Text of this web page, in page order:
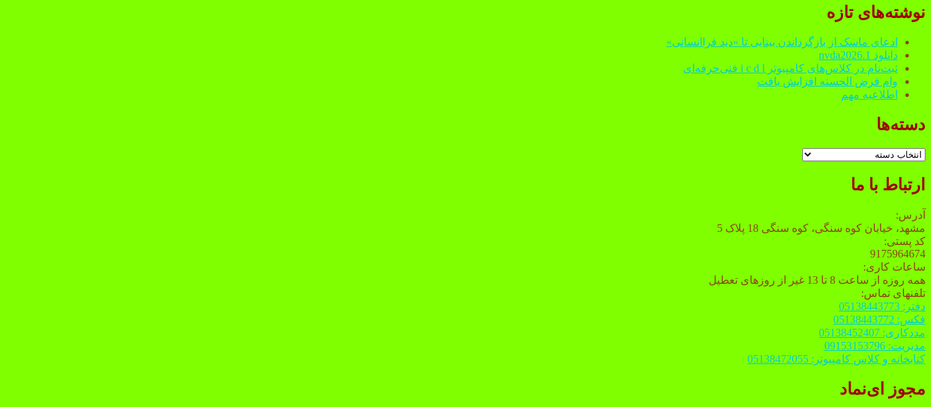
2024.3Sidebar
نوشته‌های تازه
ادعای ماسک از بازگرداندن بینایی تا «دید فراانسانی»
دانلود nvda2026.1
ثبت‌نام در کلاس‌های کامپیوتر i c d l فنی‌حرفه‌ای
وام قرض الحسنه افزایش یافت
اطلاعیه مهم
دسته‌ها
دسته‌ها
ارتباط با ما
آدرس:
مشهد، خیابان کوه سنگی، کوه سنگی 18 پلاک 5
کد پستی:
9175964674
ساعات کاری:
همه روزه از ساعت 8 تا 13 غیر از روزهای تعطیل
تلفنهای تماس:
دفتر: 05138443773
فکس: 05138443772
مددکاری: 05138452407
مدیریت: 09153153796
کتابخانه و کلاس کامپیوتر: 05138472055
مجوز ای‌نماد